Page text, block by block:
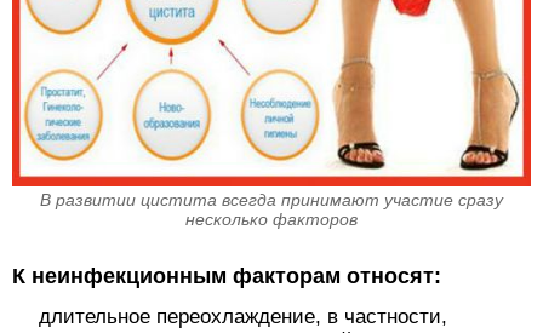
В развитии цистита всегда принимают участие сразу
несколько факторов
К неинфекционным факторам относят:
длительное переохлаждение, в частности,